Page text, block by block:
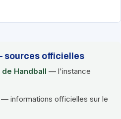
sources officielles
Handball — l'instance
— informations officielles sur le